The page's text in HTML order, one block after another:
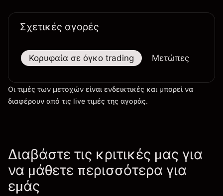
Σχετικές αγορές
Κορυφαία σε όγκο trading Μετώπες
Οι τιμές των μετοχών είναι ενδεικτικές και μπορεί να
διαφέρουν από τις live τιμές της αγοράς.
Διαβάστε τις κριτικές μας για
να μάθετε περισσότερα για
εμάς